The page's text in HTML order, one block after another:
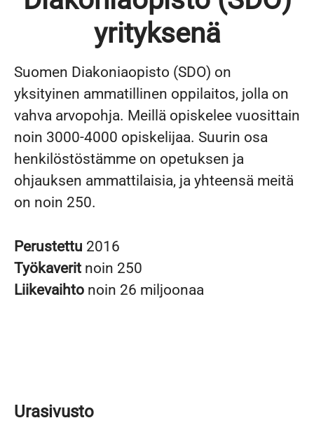
yrityksenä
Suomen Diakoniaopisto (SDO) on
yksityinen ammatillinen oppilaitos, jolla on
vahva arvopohja. Meillä opiskelee vuosittain
noin 3000-4000 opiskelijaa. Suurin osa
henkilöstöstämme on opetuksen ja
ohjauksen ammattilaisia, ja yhteensä meitä
on noin 250.
Perustettu 2016
Työkaverit noin 250
Liikevaihto noin 26 miljoonaa
Urasivusto